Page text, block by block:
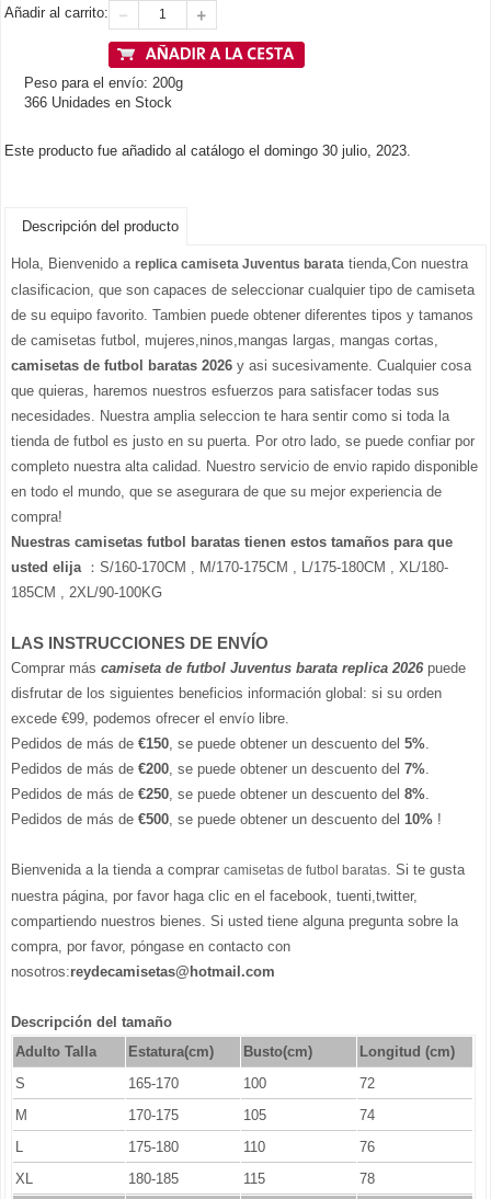
Añadir al carrito:
Peso para el envío: 200g
366 Unidades en Stock
Este producto fue añadido al catálogo el domingo 30 julio, 2023.
Descripción del producto
Hola, Bienvenido a replica camiseta Juventus barata tienda,Con nuestra
clasificacion, que son capaces de seleccionar cualquier tipo de camiseta
de su equipo favorito. Tambien puede obtener diferentes tipos y tamanos
de camisetas futbol, mujeres,ninos,mangas largas, mangas cortas,
camisetas de futbol baratas 2026 y asi sucesivamente. Cualquier cosa
que quieras, haremos nuestros esfuerzos para satisfacer todas sus
necesidades. Nuestra amplia seleccion te hara sentir como si toda la
tienda de futbol es justo en su puerta. Por otro lado, se puede confiar por
completo nuestra alta calidad. Nuestro servicio de envio rapido disponible
en todo el mundo, que se asegurara de que su mejor experiencia de
compra!
Nuestras camisetas futbol baratas tienen estos tamaños para que
usted elija：S/160-170CM , M/170-175CM , L/175-180CM , XL/180-
185CM , 2XL/90-100KG
LAS INSTRUCCIONES DE ENVÍO
Comprar más camiseta de futbol Juventus barata replica 2026 puede
disfrutar de los siguientes beneficios información global: si su orden
excede €99, podemos ofrecer el envío libre.
Pedidos de más de €150, se puede obtener un descuento del 5%.
Pedidos de más de €200, se puede obtener un descuento del 7%.
Pedidos de más de €250, se puede obtener un descuento del 8%.
Pedidos de más de €500, se puede obtener un descuento del 10% !
Bienvenida a la tienda a comprar camisetas de futbol baratas. Si te gusta
nuestra página, por favor haga clic en el facebook, tuenti,twitter,
compartiendo nuestros bienes. Si usted tiene alguna pregunta sobre la
compra, por favor, póngase en contacto con
nosotros:reydecamisetas@hotmail.com
Descripción del tamaño
Adulto Talla
Estatura(cm) Busto(cm)
Longitud (cm)
S
165-170 100
72
M
170-175 105
74
L
175-180 110
76
XL
180-185 115 78